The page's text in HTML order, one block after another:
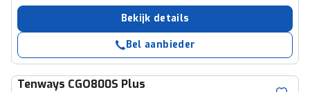
Bekijk details
Bel aanbieder
Tenways CGO800S Plus